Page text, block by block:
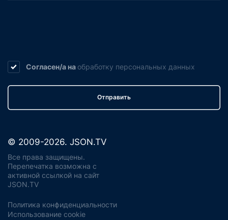
Согласен/а на обработку персональных данных
Отправить
© 2009-2026. JSON.TV
Все права защищены.
Перепечатка возможна с
активной ссылкой на сайт
JSON.TV
Политика конфиденциальности
Использование cookie